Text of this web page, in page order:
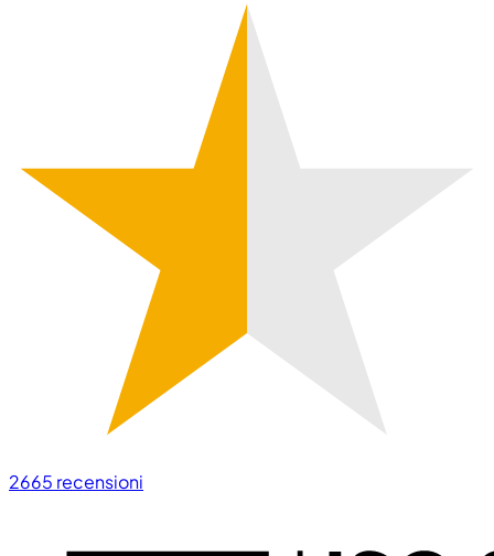
2665 recensioni